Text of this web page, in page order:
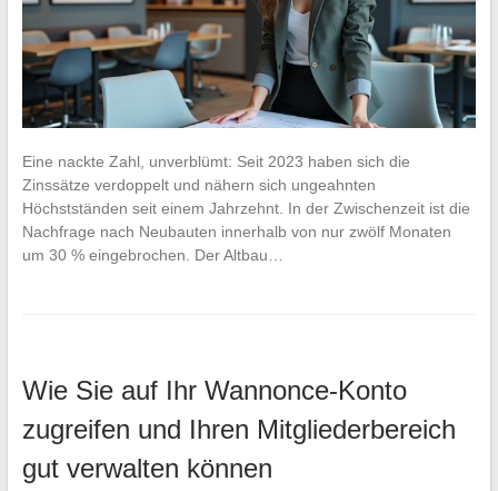
Eine nackte Zahl, unverblümt: Seit 2023 haben sich die
Zinssätze verdoppelt und nähern sich ungeahnten
Höchstständen seit einem Jahrzehnt. In der Zwischenzeit ist die
Nachfrage nach Neubauten innerhalb von nur zwölf Monaten
um 30 % eingebrochen. Der Altbau…
Wie Sie auf Ihr Wannonce-Konto
zugreifen und Ihren Mitgliederbereich
gut verwalten können